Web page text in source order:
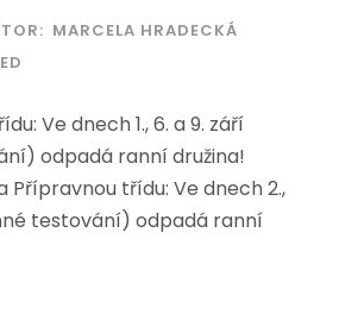
MARCELA HRADECKÁ
Ve dnech 1., 6. a 9. září
odpadá ranní družina!
Přípravnou třídu: Ve dnech 2.,
testování) odpadá ranní